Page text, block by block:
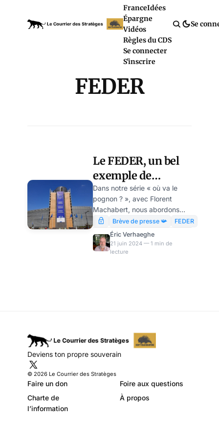
FranceIdées
Épargne
Vidéos
Règles du CDS
Se connecter
S'inscrire
Se
FEDER
Le FEDER, un bel
exemple de
gaspillage
européen
Dans notre série « où va le
pognon ? », avec Florent
Machabert, nous abordons
aujourd’hui la question des
Fonds Européens de
Développement Régional
(FEDER), conçus en 1975 pour
Brève de presse 📯
FEDER
Éric Verhaeghe
21 juin 2024 — 1 min de
lecture
Deviens ton propre souverain
© 2026 Le Courrier des Stratèges
Faire un don
Foire aux questions
Charte de
l’information
À propos